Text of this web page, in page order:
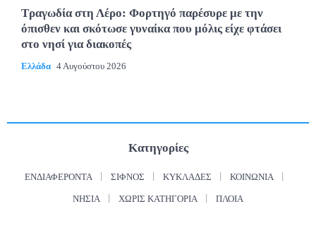
Τραγωδία στη Λέρο: Φορτηγό παρέσυρε με την
όπισθεν και σκότωσε γυναίκα που μόλις είχε φτάσει
στο νησί για διακοπές
Ελλάδα 4 Αυγούστου 2026
Κατηγορίες
ΕΝΔΙΑΦΈΡΟΝΤΑ ΣΊΦΝΟΣ ΚΥΚΛΆΔΕΣ ΚΟΙΝΩΝΊΑ
ΝΗΣΙΆ ΧΩΡΊΣ ΚΑΤΗΓΟΡΊΑ ΠΛΟΊΑ